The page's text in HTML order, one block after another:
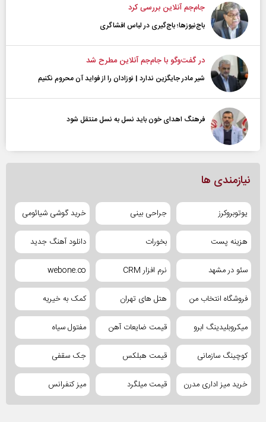
جام‌جم آنلاین بررسی کرد
باج‌نیوزها؛ باج‌گیری در لباس افشاگری
در گفت‌و‌گو با جام‌جم آنلاین مطرح شد
شیر مادر جایگزین ندارد | نوزادان را از فواید آن محروم نکنیم
فرهنگ اهدای خون باید نسل به نسل منتقل شود
نیازمندی ها
یوتوبروکرز جراحی بینی خرید گوشی شیائومی
هزینه پست بخورات دانلود آهنگ جدید
سئو در مشهد نرم افزار CRM webone.co
فروشگاه انتخاب من هتل های تهران کمک به خیریه
میکروبلیدینگ ابرو قیمت ضایعات آهن مفتول سیاه
کوچینگ سازمانی قیمت هبلکس جک سقفی
خرید میز اداری مدرن قیمت میلگرد میز کنفرانس